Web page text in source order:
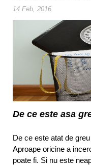
14 Feb, 2016
De ce este asa
De ce este atat de
Aproape oricine a
poate fi. Si nu este